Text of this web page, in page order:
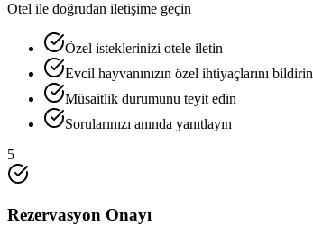
Otel ile doğrudan iletişime geçin
Özel isteklerinizi otele iletin
Evcil hayvanınızın özel ihtiyaçlarını bildirin
Müsaitlik durumunu teyit edin
Sorularınızı anında yanıtlayın
5
Rezervasyon Onayı